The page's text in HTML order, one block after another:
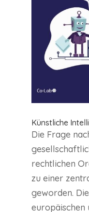
Künstliche
Die Frage
rechtlichen
zu einer
geworden.
europäischen